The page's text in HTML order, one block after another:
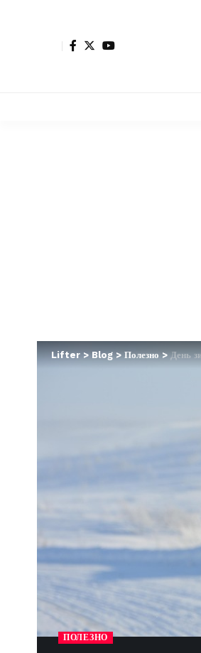
Lifter>Blog>Полезно>День
ПОЛЕЗНО